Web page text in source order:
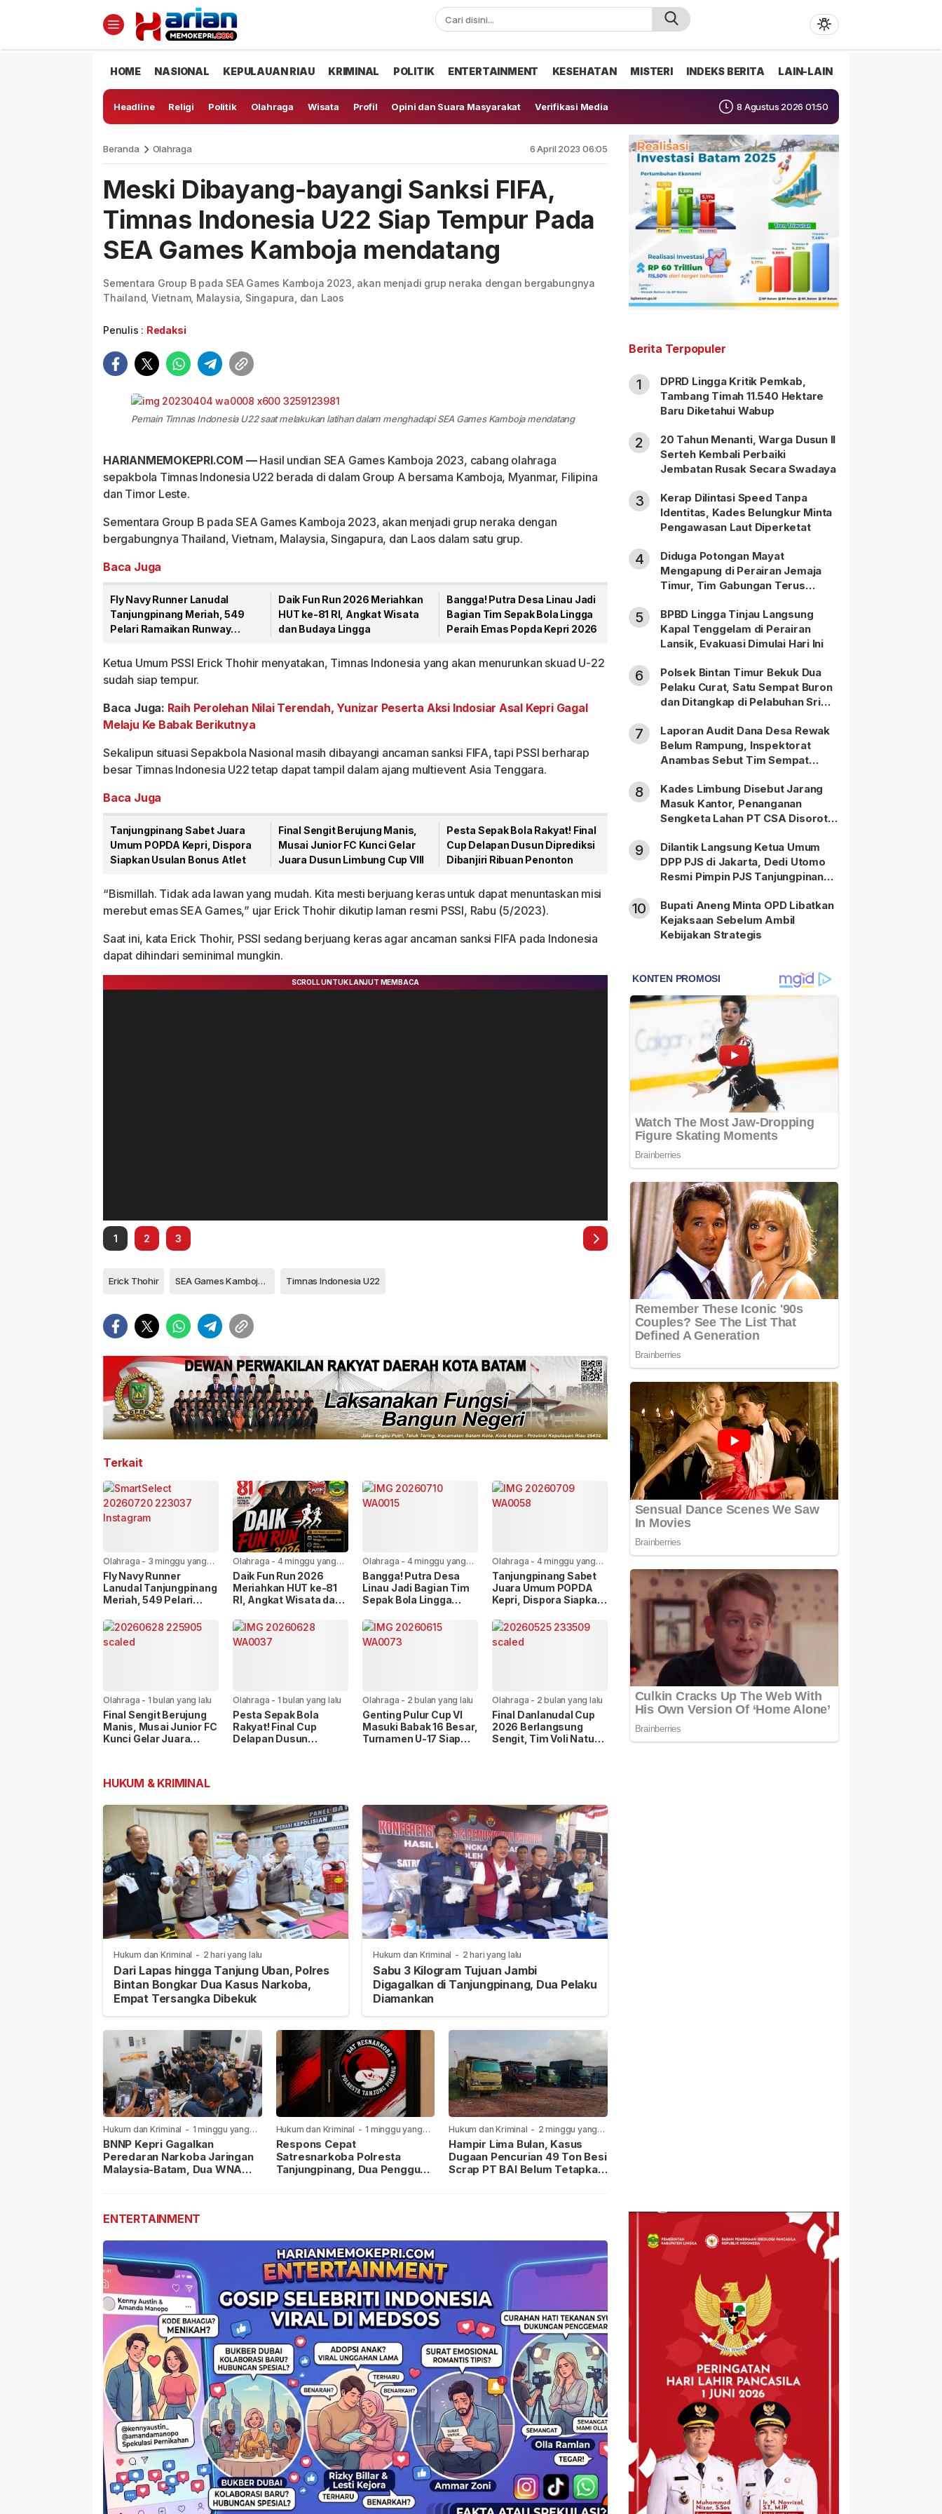
HOME NASIONAL KEPULAUAN RIAU KRIMINAL POLITIK ENTERTAINMENT KESEHATAN MISTERI INDEKS BERITA LAIN-LAIN
Headline Religi Politik Olahraga Wisata Profil Opini dan Suara Masyarakat Verifikasi Media 8 Agustus 2026 01:50
Beranda Olahraga 6 April 2023 06:05
Meski Dibayang-bayangi Sanksi FIFA,
Timnas Indonesia U22 Siap Tempur Pada
SEA Games Kamboja mendatang
Sementara Group B pada SEA Games Kamboja 2023, akan menjadi grup neraka dengan bergabungnya
Thailand, Vietnam, Malaysia, Singapura, dan Laos
Penulis : Redaksi
Pemain Timnas Indonesia U22 saat melakukan latihan dalam menghadapi SEA Games Kamboja mendatang
HARIANMEMOKEPRI.COM —Hasil undian SEA Games Kamboja 2023, cabang olahraga
sepakbola Timnas Indonesia U22 berada di dalam Group A bersama Kamboja, Myanmar, Filipina
dan Timor Leste.
Sementara Group B pada SEA Games Kamboja 2023, akan menjadi grup neraka dengan
bergabungnya Thailand, Vietnam, Malaysia, Singapura, dan Laos dalam satu grup.
Baca Juga
Fly Navy Runner Lanudal
Tanjungpinang Meriah, 549
Pelari Ramaikan Runway
Daik Fun Run 2026 Meriahkan
HUT ke-81 RI, Angkat Wisata
dan Budaya Lingga
Bangga! Putra Desa Linau Jadi
Bagian Tim Sepak Bola Lingga
Peraih Emas Popda Kepri 2026
Ketua Umum PSSI Erick Thohir menyatakan, Timnas Indonesia yang akan menurunkan skuad U-22
sudah siap tempur.
Baca Juga: Raih Perolehan Nilai Terendah, Yunizar Peserta Aksi Indosiar Asal Kepri Gagal
Melaju Ke Babak Berikutnya
Sekalipun situasi Sepakbola Nasional masih dibayangi ancaman sanksi FIFA, tapi PSSI berharap
besar Timnas Indonesia U22 tetap dapat tampil dalam ajang multievent Asia Tenggara.
Baca Juga
Tanjungpinang Sabet Juara
Umum POPDA Kepri, Dispora
Siapkan Usulan Bonus Atlet
Final Sengit Berujung Manis,
Musai Junior FC Kunci Gelar
Juara Dusun Limbung Cup VIII
Pesta Sepak Bola Rakyat! Final
Cup Delapan Dusun Diprediksi
Dibanjiri Ribuan Penonton
“Bismillah. Tidak ada lawan yang mudah. Kita mesti berjuang keras untuk dapat menuntaskan misi
merebut emas SEA Games,” ujar Erick Thohir dikutip laman resmi PSSI, Rabu (5/2023).
Saat ini, kata Erick Thohir, PSSI sedang berjuang keras agar ancaman sanksi FIFA pada Indonesia
dapat dihindari seminimal mungkin.
1 2 3
Erick Thohir SEA Games Kamboja 2023 Timnas Indonesia U22
Terkait
Olahraga - 3 minggu yang
lalu
Fly Navy Runner
Lanudal Tanjungpinang
Meriah, 549 Pelari
Bandara RHF
Olahraga - 4 minggu yang
lalu
Daik Fun Run 2026
Meriahkan HUT ke-81
RI, Angkat Wisata dan
Olahraga - 4 minggu yang
lalu
Bangga! Putra Desa
Linau Jadi Bagian Tim
Sepak Bola Lingga
Kepri 2026
Olahraga - 4 minggu yang
lalu
Tanjungpinang Sabet
Juara Umum POPDA
Kepri, Dispora Siapkan
Olahraga - 1 bulan yang lalu
Final Sengit Berujung
Manis, Musai Junior FC
Kunci Gelar Juara
Olahraga - 1 bulan yang lalu
Pesta Sepak Bola
Rakyat! Final Cup
Delapan Dusun
Olahraga - 2 bulan yang lalu
Genting Pulur Cup VI
Masuki Babak 16 Besar,
Turnamen U-17 Siap
Olahraga - 2 bulan yang lalu
Final Danlanudal Cup
2026 Berlangsung
Sengit, Tim Voli Natuna
HUKUM & KRIMINAL
Hukum dan Kriminal - 2 hari yang lalu
Dari Lapas hingga Tanjung Uban, Polres
Bintan Bongkar Dua Kasus Narkoba,
Empat Tersangka Dibekuk
Hukum dan Kriminal - 2 hari yang lalu
Sabu 3 Kilogram Tujuan Jambi
Digagalkan di Tanjungpinang, Dua Pelaku
Diamankan
Hukum dan Kriminal - 1 minggu yang
lalu
BNNP Kepri Gagalkan
Peredaran Narkoba Jaringan
Malaysia-Batam, Dua WNA
Hukum dan Kriminal - 1 minggu yang
lalu
Respons Cepat
Satresnarkoba Polresta
Tanjungpinang, Dua Pengguna
Hukum dan Kriminal - 2 minggu yang
lalu
Hampir Lima Bulan, Kasus
Dugaan Pencurian 49 Ton Besi
Scrap PT BAI Belum Tetapkan
ENTERTAINMENT
Berita Terpopuler
1
DPRD Lingga Kritik Pemkab,
Tambang Timah 11.540 Hektare
Baru Diketahui Wabup
2
20 Tahun Menanti, Warga Dusun II
Serteh Kembali Perbaiki
Jembatan Rusak Secara Swadaya
3
Kerap Dilintasi Speed Tanpa
Identitas, Kades Belungkur Minta
Pengawasan Laut Diperketat
4
Diduga Potongan Mayat
Mengapung di Perairan Jemaja
Timur, Tim Gabungan Terus
5
BPBD Lingga Tinjau Langsung
Kapal Tenggelam di Perairan
Lansik, Evakuasi Dimulai Hari Ini
6
Polsek Bintan Timur Bekuk Dua
Pelaku Curat, Satu Sempat Buron
dan Ditangkap di Pelabuhan Sri
7
Laporan Audit Dana Desa Rewak
Belum Rampung, Inspektorat
Anambas Sebut Tim Sempat
8
Kades Limbung Disebut Jarang
Masuk Kantor, Penanganan
Sengketa Lahan PT CSA Disorot
9
Dilantik Langsung Ketua Umum
DPP PJS di Jakarta, Dedi Utomo
Resmi Pimpin PJS Tanjungpinang-
10
Bupati Aneng Minta OPD Libatkan
Kejaksaan Sebelum Ambil
Kebijakan Strategis